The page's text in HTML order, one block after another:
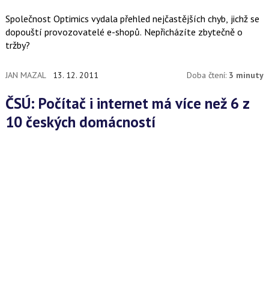
Společnost Optimics vydala přehled nejčastějších chyb, jichž se
dopouští provozovatelé e-shopů. Nepřicházíte zbytečně o
tržby?
JAN MAZAL 13. 12. 2011 Doba čtení: 3 minuty
ČSÚ: Počítač i internet má více než 6 z
10 českých domácností